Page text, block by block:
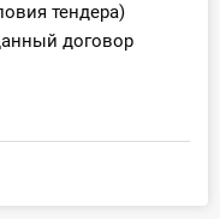
тендера)
договор